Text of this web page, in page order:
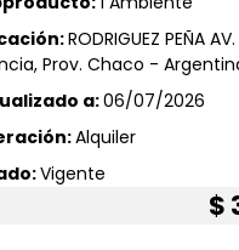
RODRIGUEZ PEÑA
Prov. Chaco -
a:06/07/2026
Alquiler
Vigente
$